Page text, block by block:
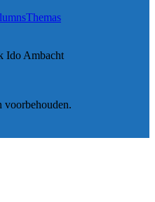
Themas
Ido Ambacht